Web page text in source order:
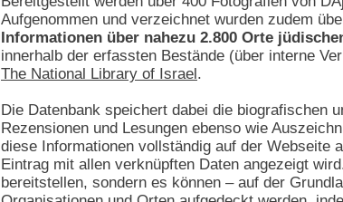
Aufgenommen und verzeichnet wurden zudem
Informationen über nahezu 2.800 Orte
innerhalb der erfassten Bestände (über interne
The National Library of Israel.
Die Datenbank speichert dabei die biografischen
Rezensionen und Lesungen ebenso wie
diese Informationen vollständig auf der Webseite
Eintrag mit allen verknüpften Daten angezeigt
bereitstellen, sondern es können – auf der